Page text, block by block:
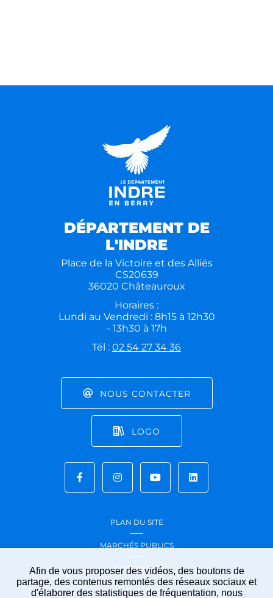
Afin de vous proposer des vidéos, des boutons de
partage, des contenus remontés des réseaux sociaux et
d'élaborer des statistiques de fréquentation, nous
DÉPARTEMENT DE
L'INDRE
Place de la Victoire et des Alliés
CS20639
36020 Châteauroux
Horaires :
Lundi au Vendredi : 8h15 à 12h30
- 13h30 à 17h
Tél : 02 54 27 34 36
NOUS CONTACTER
LOGO
PLAN DU SITE
MARCHÉS PUBLICS
ACCESSIBILITÉ
MENTIONS LÉGALES